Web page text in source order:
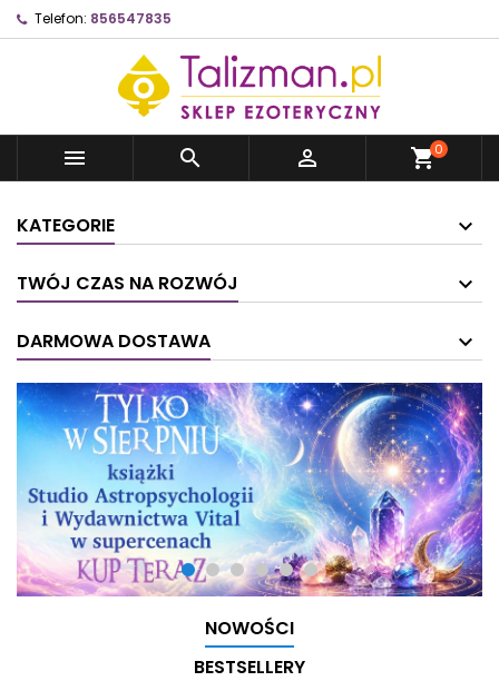
Telefon: 856547835
   shopping_cart0
KATEGORIE
TWÓJ CZAS NA ROZWÓJ
DARMOWA DOSTAWA
NOWOŚCI
BESTSELLERY